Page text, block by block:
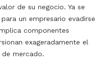
de su negocio. Ya se
un empresario evadirse
componentes
exageradamente el
mercado.